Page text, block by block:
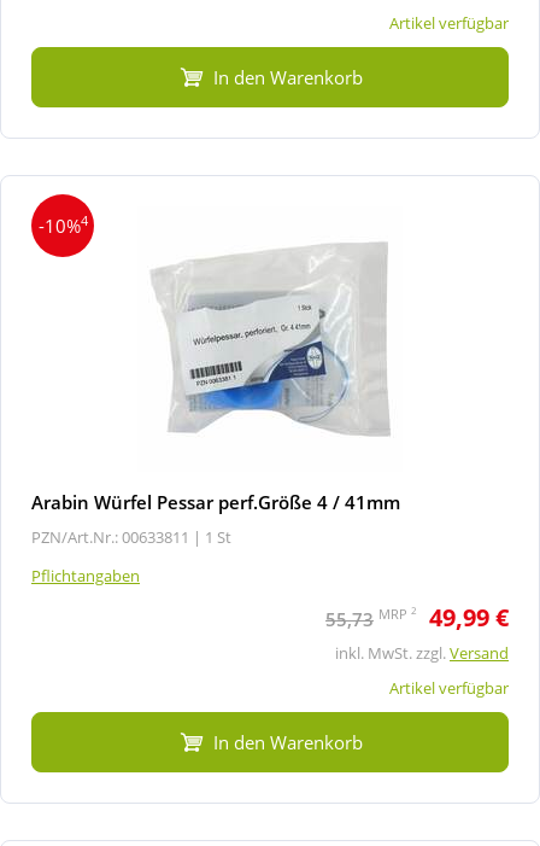
Artikel verfügbar
In den Warenkorb
-10%4
Arabin Würfel Pessar perf.Größe 4 / 41mm
PZN/Art.Nr.: 00633811 | 1 St
Pflichtangaben
55,73 MRP 2 49,99 €
inkl. MwSt. zzgl.Versand
Artikel verfügbar
In den Warenkorb